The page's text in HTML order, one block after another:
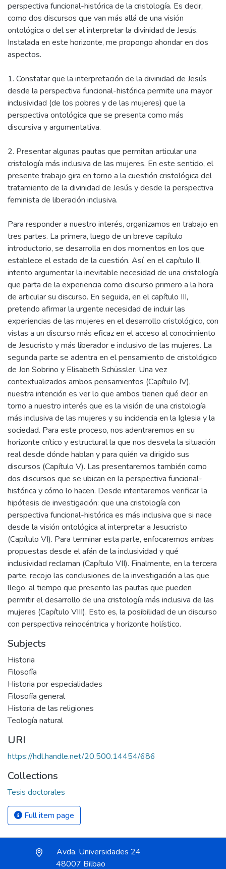
perspectiva funcional-histórica de la cristología. Es decir,
como dos discursos que van más allá de una visión
ontológica o del ser al interpretar la divinidad de Jesús.
Instalada en este horizonte, me propongo ahondar en dos
aspectos.
1. Constatar que la interpretación de la divinidad de Jesús
desde la perspectiva funcional-histórica permite una mayor
inclusividad (de los pobres y de las mujeres) que la
perspectiva ontológica que se presenta como más
discursiva y argumentativa.
2. Presentar algunas pautas que permitan articular una
cristología más inclusiva de las mujeres. En este sentido, el
presente trabajo gira en torno a la cuestión cristológica del
tratamiento de la divinidad de Jesús y desde la perspectiva
feminista de liberación inclusiva.
Para responder a nuestro interés, organizamos en trabajo en
tres partes. La primera, luego de un breve capítulo
introductorio, se desarrolla en dos momentos en los que
establece el estado de la cuestión. Así, en el capítulo II,
intento argumentar la inevitable necesidad de una cristología
que parta de la experiencia como discurso primero a la hora
de articular su discurso. En seguida, en el capítulo III,
pretendo afirmar la urgente necesidad de incluir las
experiencias de las mujeres en el desarrollo cristológico, con
vistas a un discurso más eficaz en el acceso al conocimiento
de Jesucristo y más liberador e inclusivo de las mujeres. La
segunda parte se adentra en el pensamiento de cristológico
de Jon Sobrino y Elisabeth Schüssler. Una vez
contextualizados ambos pensamientos (Capítulo IV),
nuestra intención es ver lo que ambos tienen qué decir en
torno a nuestro interés que es la visión de una cristología
más inclusiva de las mujeres y su incidencia en la Iglesia y la
sociedad. Para este proceso, nos adentraremos en su
horizonte crítico y estructural la que nos desvela la situación
real desde dónde hablan y para quién va dirigido sus
discursos (Capítulo V). Las presentaremos también como
dos discursos que se ubican en la perspectiva funcional-
histórica y cómo lo hacen. Desde intentaremos verificar la
hipótesis de investigación: que una cristología con
perspectiva funcional-histórica es más inclusiva que si nace
desde la visión ontológica al interpretar a Jesucristo
(Capítulo VI). Para terminar esta parte, enfocaremos ambas
propuestas desde el afán de la inclusividad y qué
inclusividad reclaman (Capítulo VII). Finalmente, en la tercera
parte, recojo las conclusiones de la investigación a las que
llego, al tiempo que presento las pautas que pueden
permitir el desarrollo de una cristología más inclusiva de las
mujeres (Capítulo VIII). Esto es, la posibilidad de un discurso
con perspectiva reinocéntrica y horizonte holístico.
Subjects
Historia
Filosofía
Historia por especialidades
Filosofía general
Historia de las religiones
Teología natural
URI
https://hdl.handle.net/20.500.14454/686
Collections
Tesis doctorales
Full item page
Avda. Universidades 24
48007 Bilbao